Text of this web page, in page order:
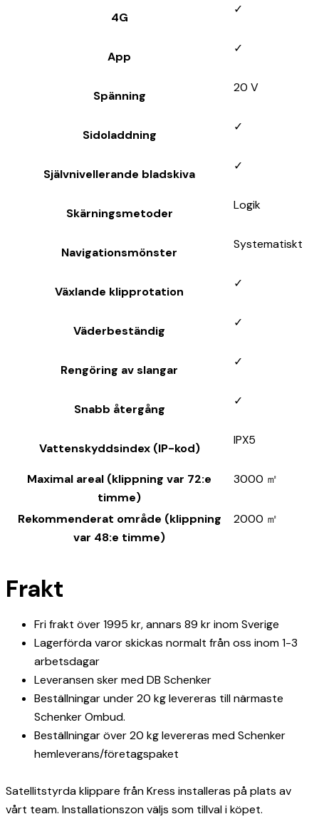
4G
✓
App
✓
Spänning
20 V
Sidoladdning
✓
Självnivellerande bladskiva
✓
Skärningsmetoder
Logik
Navigationsmönster
Systematiskt
Växlande klipprotation
✓
Väderbeständig
✓
Rengöring av slangar
✓
Snabb återgång
✓
Vattenskyddsindex (IP-kod)
IPX5
Maximal areal (klippning var 72:e
timme)
3000 ㎡
Rekommenderat område (klippning
var 48:e timme)
2000 ㎡
Frakt
Fri frakt över 1995 kr, annars 89 kr inom Sverige
Lagerförda varor skickas normalt från oss inom 1-3
arbetsdagar
Leveransen sker med DB Schenker
Beställningar under 20 kg levereras till närmaste
Schenker Ombud.
Beställningar över 20 kg levereras med Schenker
hemleverans/företagspaket
Satellitstyrda klippare från Kress installeras på plats av
vårt team. Installationszon väljs som tillval i köpet.